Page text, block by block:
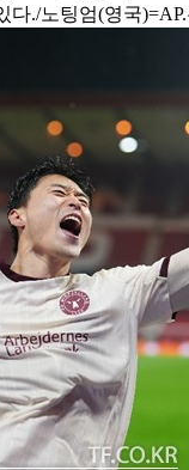
다./노팅엄(영국